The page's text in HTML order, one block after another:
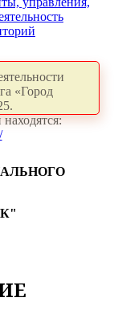
«Город